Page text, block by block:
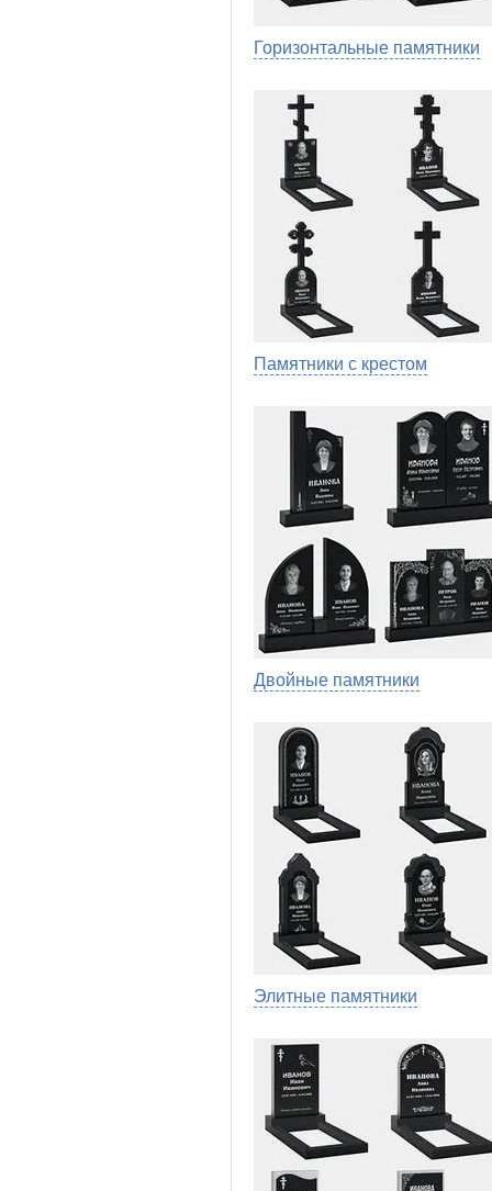
Горизонтальные памятники
Памятники с крестом
Двойные памятники
Элитные памятники